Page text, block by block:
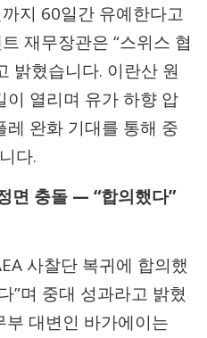
지 60일간 유예한다고
재무장관은 “스위스 협
밝혔습니다. 이란산 원
이 열리며 유가 하향 압
레 완화 기대를 통해 중
다.
면 충돌 — “합의했다”
사찰단 복귀에 합의했
”며 중대 성과라고 밝혔
대변인 바가에이는